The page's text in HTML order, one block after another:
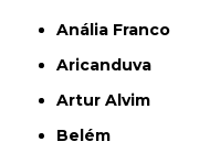
Anália Franco
Aricanduva
Artur Alvim
Belém